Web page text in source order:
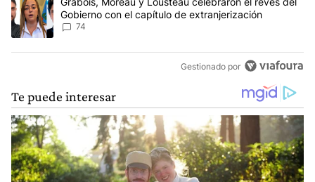
Gobierno con el capítulo de extranjerización
74
Gestionado por